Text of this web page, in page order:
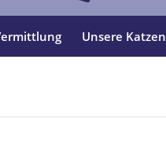
Unsere Katzen